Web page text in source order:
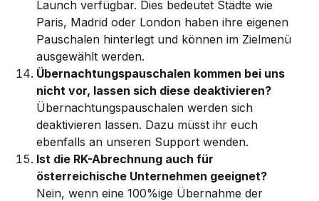
Launch verfügbar. Dies bedeutet Städte wie
Paris, Madrid oder London haben ihre eigenen
Pauschalen hinterlegt und können im Zielmenü
ausgewählt werden.
Übernachtungspauschalen kommen bei uns
nicht vor, lassen sich diese deaktivieren?
Übernachtungspauschalen werden sich
deaktivieren lassen. Dazu müsst ihr euch
ebenfalls an unseren Support wenden.
Ist die RK-Abrechnung auch für
österreichische Unternehmen geeignet?
Nein, wenn eine 100%ige Übernahme der